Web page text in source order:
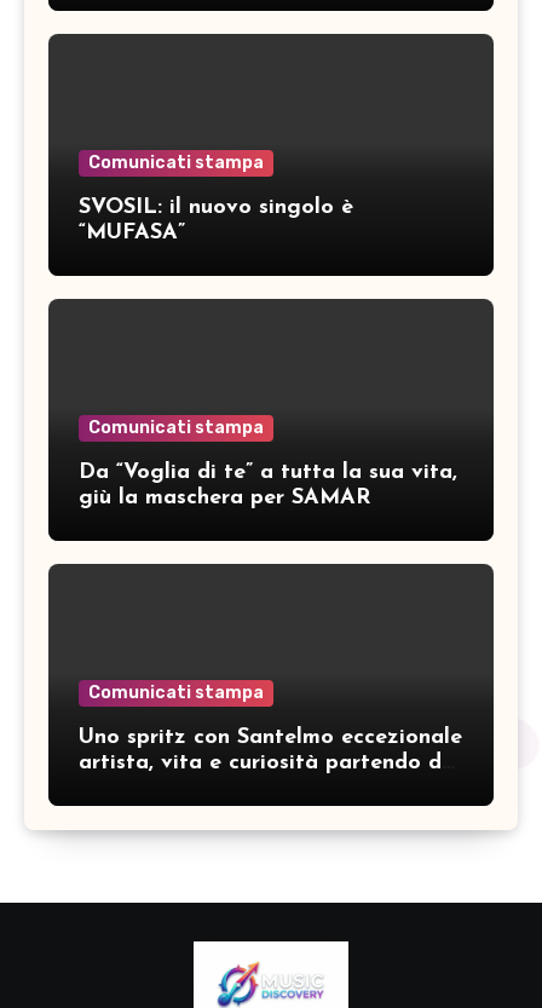
Comunicati stampa
SVOSIL: il nuovo singolo è
“MUFASA”
Comunicati stampa
Da “Voglia di te” a tutta la sua vita,
giù la maschera per SAMAR
Comunicati stampa
Uno spritz con Santelmo eccezionale
artista, vita e curiosità partendo da